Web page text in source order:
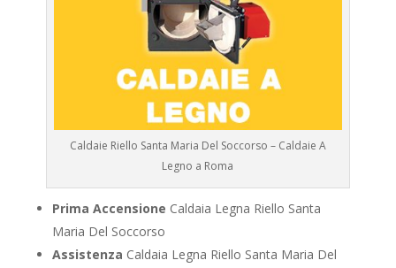
Caldaie Riello Santa Maria Del Soccorso – Caldaie A
Legno a Roma
Prima Accensione Caldaia Legna Riello Santa
Maria Del Soccorso
Assistenza Caldaia Legna Riello Santa Maria Del